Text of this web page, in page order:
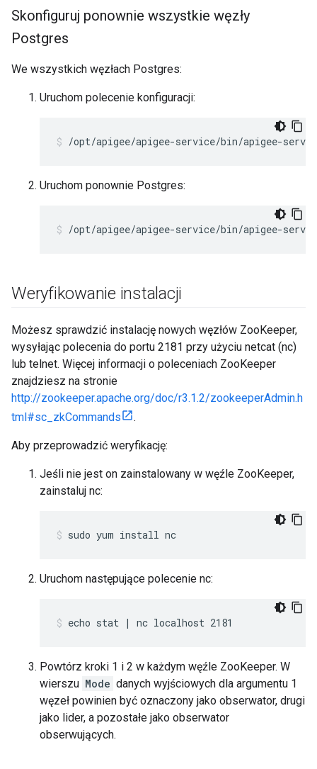
Skonfiguruj ponownie wszystkie węzły
Postgres
We wszystkich węzłach Postgres:
Uruchom polecenie konfiguracji:
/opt/apigee/apigee-service/bin/apigee-
Uruchom ponownie Postgres:
/opt/apigee/apigee-service/bin/apigee-
Weryfikowanie instalacji
Możesz sprawdzić instalację nowych węzłów ZooKeeper,
wysyłając polecenia do portu 2181 przy użyciu netcat (nc)
lub telnet. Więcej informacji o poleceniach ZooKeeper
znajdziesz na stronie
http://zookeeper.apache.org/doc/r3.1.2/zookeeperAdmin.h
tml#sc_zkCommands
.
Aby przeprowadzić weryfikację:
Jeśli nie jest on zainstalowany w węźle ZooKeeper,
zainstaluj nc:
sudo yum install nc
Uruchom następujące polecenie nc:
echo stat | nc localhost 2181
Powtórz kroki 1 i 2 w każdym węźle ZooKeeper. W
wierszu Mode danych wyjściowych dla argumentu 1
węzeł powinien być oznaczony jako obserwator, drugi
jako lider, a pozostałe jako obserwator
obserwujących.